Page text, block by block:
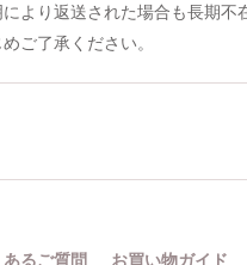
より返送された場合も長期不
ご了承ください。
あるご質問 お買い物ガイド